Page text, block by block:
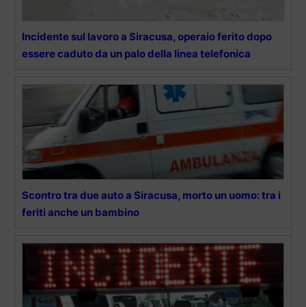
Incidente sul lavoro a Siracusa, operaio ferito dopo
essere caduto da un palo della linea telefonica
Scontro tra due auto a Siracusa, morto un uomo: tra i
feriti anche un bambino